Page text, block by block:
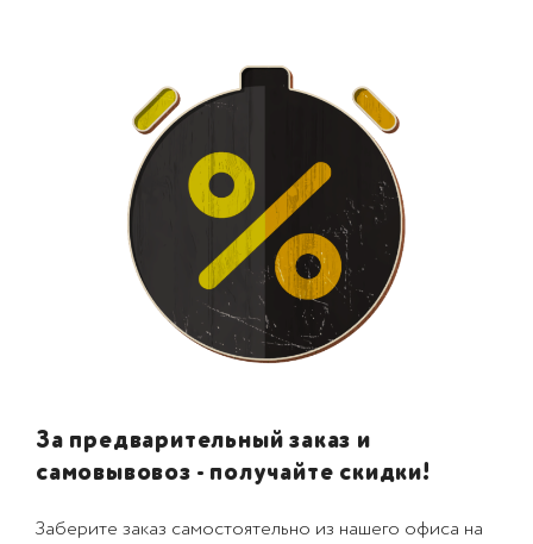
За предварительный заказ и
самовывовоз - получайте скидки!
Заберите заказ самостоятельно из нашего офиса на